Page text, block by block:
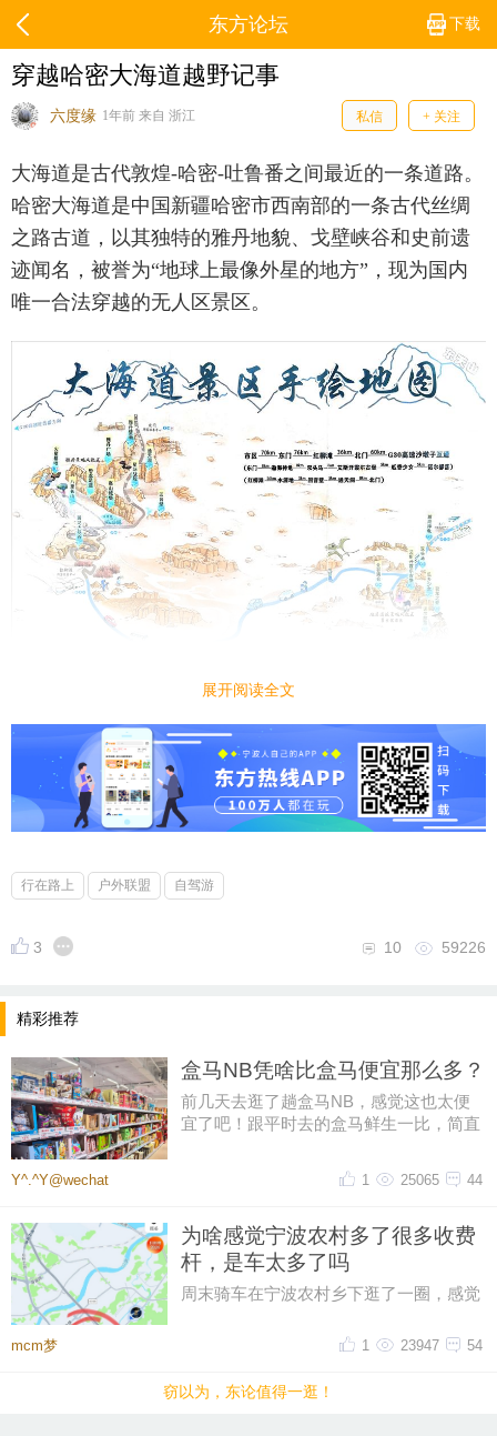
下载
东方论坛
穿越哈密大海道越野记事
六度缘 1年前 来自 浙江 私信 + 关注
大海道是古代敦煌-哈密-吐鲁番之间最近的一条道路。
哈密大海道是中国新疆哈密市西南部的一条古代丝绸
之路古道，以其独特的雅丹地貌、戈壁峡谷和史前遗
迹闻名，被誉为“地球上最像外星的地方”，现为国内
唯一合法穿越的无人区景区。
展开阅读全文
行在路上 户外联盟 自驾游
3 59226
10
精彩推荐
盒马NB凭啥比盒马便宜那么多？
前几天去逛了趟盒马NB，感觉这也太便
宜了吧！跟平时去的盒马鲜生一比，简直
Y^.^Y@wechat 44
25065
1
为啥感觉宁波农村多了很多收费
杆，是车太多了吗
周末骑车在宁波农村乡下逛了一圈，感觉
了，感觉几乎每个村头都有收费杆
mcm梦 54
23947
1
窃以为，东论值得一逛！